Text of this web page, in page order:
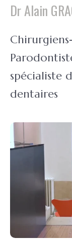
Dr Alain
spécialiste
dentaires